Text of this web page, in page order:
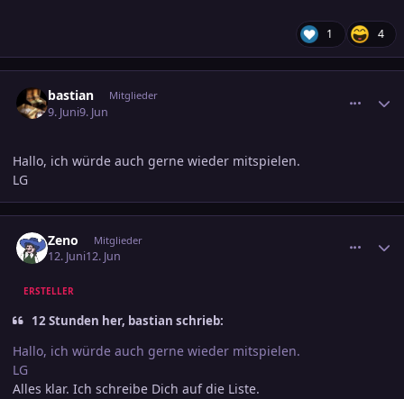
1 4
bastian Mitglieder
9. Juni9. Jun
Hallo, ich würde auch gerne wieder mitspielen.
LG
Zeno Mitglieder
12. Juni12. Jun
ERSTELLER
12 Stunden her, bastian schrieb:
Hallo, ich würde auch gerne wieder mitspielen.
LG
Alles klar. Ich schreibe Dich auf die Liste.